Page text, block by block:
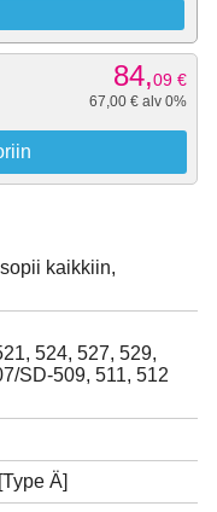
84,09 €
67,00 € alv 0%
kaikkiin,
524, 527, 529,
SD-509, 511, 512
Ä]